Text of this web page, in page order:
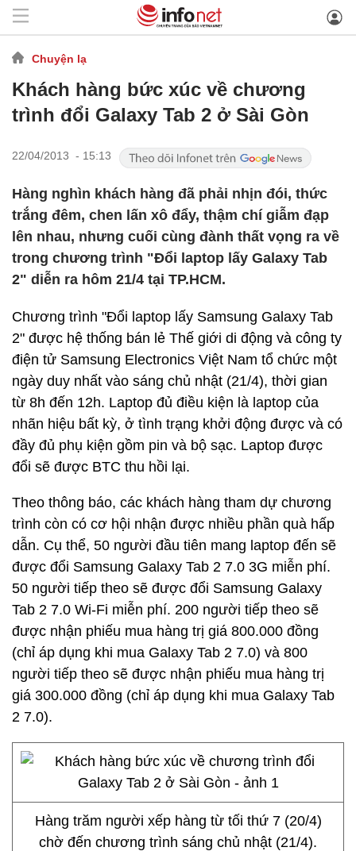
Chuyện lạ
Khách hàng bức xúc về chương
trình đổi Galaxy Tab 2 ở Sài Gòn
22/04/2013 - 15:13
Hàng nghìn khách hàng đã phải nhịn đói, thức
trắng đêm, chen lấn xô đẩy, thậm chí giẫm đạp
lên nhau, nhưng cuối cùng đành thất vọng ra về
trong chương trình "Đổi laptop lấy Galaxy Tab
2" diễn ra hôm 21/4 tại TP.HCM.
Chương trình "Đổi laptop lấy Samsung Galaxy Tab
2" được hệ thống bán lẻ Thế giới di động và công ty
điện tử Samsung Electronics Việt Nam tổ chức một
ngày duy nhất vào sáng chủ nhật (21/4), thời gian
từ 8h đến 12h. Laptop đủ điều kiện là laptop của
nhãn hiệu bất kỳ, ở tình trạng khởi động được và có
đầy đủ phụ kiện gồm pin và bộ sạc. Laptop được
đổi sẽ được BTC thu hồi lại.
Theo thông báo, các khách hàng tham dự chương
trình còn có cơ hội nhận được nhiều phần quà hấp
dẫn. Cụ thể, 50 người đầu tiên mang laptop đến sẽ
được đổi Samsung Galaxy Tab 2 7.0 3G miễn phí.
50 người tiếp theo sẽ được đổi Samsung Galaxy
Tab 2 7.0 Wi-Fi miễn phí. 200 người tiếp theo sẽ
được nhận phiếu mua hàng trị giá 800.000 đồng
(chỉ áp dụng khi mua Galaxy Tab 2 7.0) và 800
người tiếp theo sẽ được nhận phiếu mua hàng trị
giá 300.000 đồng (chỉ áp dụng khi mua Galaxy Tab
2 7.0).
Hàng trăm người xếp hàng từ tối thứ 7 (20/4)
chờ đến chương trình sáng chủ nhật (21/4).